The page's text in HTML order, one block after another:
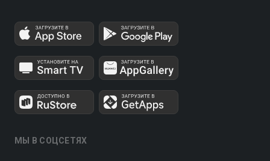
МЫ В СОЦСЕТЯХ